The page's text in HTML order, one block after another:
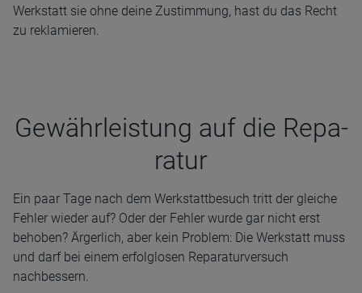
Werkstatt sie ohne deine Zustimmung, hast du das Recht
zu reklamieren.
Gewähr­leis­tung auf die Repa­
ra­tur
Ein paar Tage nach dem Werkstattbesuch tritt der gleiche
Fehler wieder auf? Oder der Fehler wurde gar nicht erst
behoben? Ärgerlich, aber kein Problem: Die Werkstatt muss
und darf bei einem erfolglosen Reparaturversuch
nachbessern.